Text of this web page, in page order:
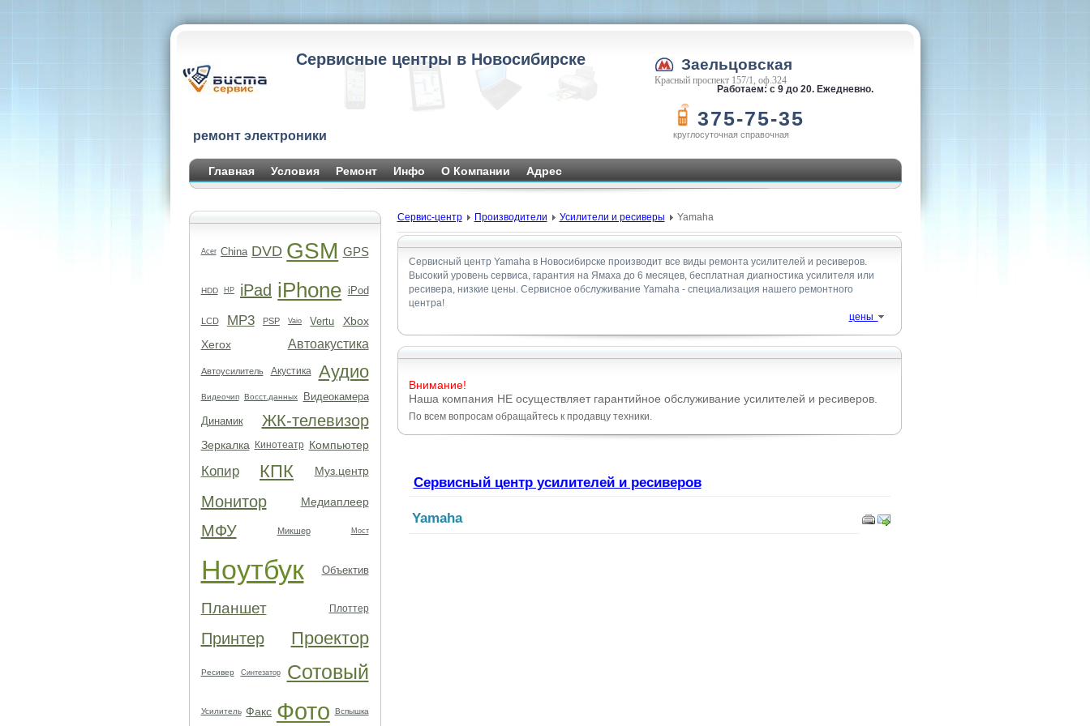
Сервисные центры в Новосибирске
ремонт электроники
Заельцовская
Красный проспект 157/1, оф.324
Работаем: с 9 до 20. Ежедневно.
375-75-35
круглосуточная справочная
Главная Условия Ремонт Инфо О Компании Адрес
Acer China DVD GSM GPS
HDD HP iPad iPhone iPod
LCD MP3 PSP Vaio Vertu
Xbox
Xerox
Автоакустика
Автоусилитель Акустика Аудио
Видеочип Восст.данных
Видеокамера
Динамик
ЖК-телевизор
Зеркалка Кинотеатр Компьютер
Копир КПК Муз.центр
Монитор Медиаплеер
МФУ Микшер Мост
Ноутбук Объектив
Планшет Плоттер
Принтер Проектор
Ресивер Синтезатор Сотовый
Усилитель Факс Фото Вспышка
Сервис-центр Производители Усилители и ресиверы Yamaha
Сервисный центр Yamaha в Новосибирске производит все виды ремонта усилителей и ресиверов.
Высокий уровень сервиса, гарантия на Ямаха до 6 месяцев, бесплатная диагностика усилителя или
ресивера, низкие цены. Сервисное обслуживание Yamaha - специализация нашего ремонтного
центра!
цены
Внимание!
Наша компания НЕ осуществляет гарантийное обслуживание усилителей и ресиверов.
По всем вопросам обращайтесь к продавцу техники.
Сервисный центр усилителей и ресиверов
Yamaha